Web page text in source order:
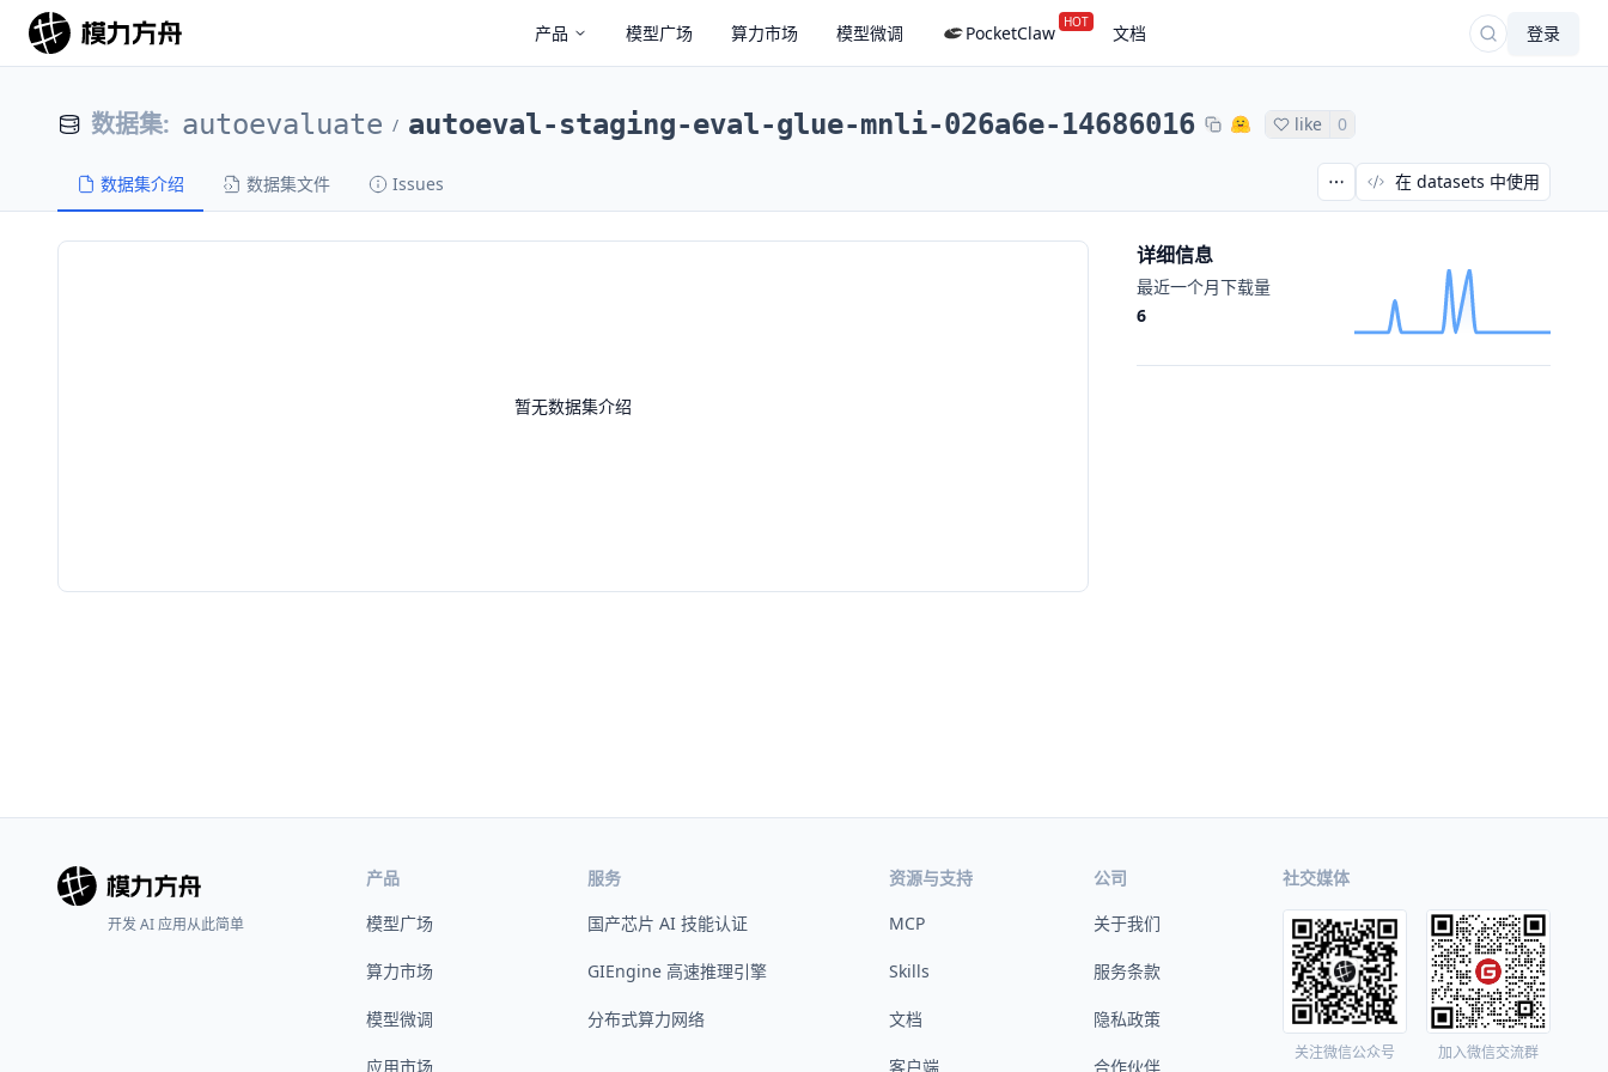
产品 模型广场 算力市场 模型微调 PocketClaw HOT 文档 登录
数据集: autoevaluate / autoeval-staging-eval-glue-mnli-026a6e-14686016 like 0
数据集介绍 数据集文件 Issues 在 datasets 中使用
暂无数据集介绍
详细信息
最近一个月下载量
6
开发 AI 应用从此简单
产品
模型广场
算力市场
模型微调
应用市场
服务
国产芯片 AI 技能认证
GIEngine 高速推理引擎
分布式算力网络
资源与支持
MCP
Skills
文档
客户端
公司
关于我们
服务条款
隐私政策
合作伙伴
社交媒体
关注微信公众号 加入微信交流群